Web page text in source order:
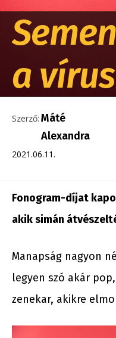
a
Szerző: Máté
Alexandra
2021.06.11.
Fonogram-díjat
akiksimán
Manapság nagyon
legyen szó akár
zenekar, akikre